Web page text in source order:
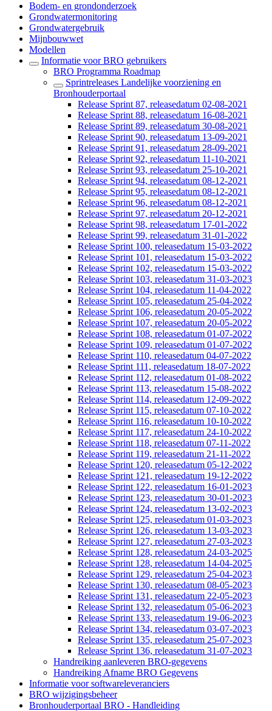
Bodem- en grondonderzoek
Grondwatermonitoring
Grondwatergebruik
Mijnbouwwet
Modellen
Informatie voor BRO gebruikers
BRO Programma Roadmap
Sprintreleases Landelijke voorziening en
Bronhouderportaal
Release Sprint 87, releasedatum 02-08-2021
Release Sprint 88, releasedatum 16-08-2021
Release Sprint 89, releasedatum 30-08-2021
Release Sprint 90, releasedatum 13-09-2021
Release Sprint 91, releasedatum 28-09-2021
Release Sprint 92, releasedatum 11-10-2021
Release Sprint 93, releasedatum 25-10-2021
Release Sprint 94, releasedatum 08-12-2021
Release Sprint 95, releasedatum 08-12-2021
Release Sprint 96, releasedatum 08-12-2021
Release Sprint 97, releasedatum 20-12-2021
Release Sprint 98, releasedatum 17-01-2022
Release Sprint 99, releasedatum 31-01-2022
Release Sprint 100, releasedatum 15-03-2022
Release Sprint 101, releasedatum 15-03-2022
Release Sprint 102, releasedatum 15-03-2022
Release Sprint 103, releasedatum 31-03-2023
Release Sprint 104, releasedatum 11-04-2022
Release Sprint 105, releasedatum 25-04-2022
Release Sprint 106, releasedatum 20-05-2022
Release Sprint 107, releasedatum 20-05-2022
Release Sprint 108, releasedatum 01-07-2022
Release Sprint 109, releasedatum 01-07-2022
Release Sprint 110, releasedatum 04-07-2022
Release Sprint 111, releasedatum 18-07-2022
Release Sprint 112, releasedatum 01-08-2022
Release Sprint 113, releasedatum 15-08-2022
Release Sprint 114, releasedatum 12-09-2022
Release Sprint 115, releasedatum 07-10-2022
Release Sprint 116, releasedatum 10-10-2022
Release Sprint 117, releasedatum 24-10-2022
Release Sprint 118, releasedatum 07-11-2022
Release Sprint 119, releasedatum 21-11-2022
Release Sprint 120, releasedatum 05-12-2022
Release Sprint 121, releasedatum 19-12-2022
Release Sprint 122, releasedatum 16-01-2023
Release Sprint 123, releasedatum 30-01-2023
Release Sprint 124, releasedatum 13-02-2023
Release Sprint 125, releasedatum 01-03-2023
Release Sprint 126, releasedatum 13-03-2023
Release Sprint 127, releasedatum 27-03-2023
Release Sprint 128, releasedatum 24-03-2025
Release Sprint 128, releasedatum 14-04-2025
Release Sprint 129, releasedatum 25-04-2023
Release Sprint 130, releasedatum 08-05-2023
Release Sprint 131, releasedatum 22-05-2023
Release Sprint 132, releasedatum 05-06-2023
Release Sprint 133, releasedatum 19-06-2023
Release Sprint 134, releasedatum 03-07-2023
Release Sprint 135, releasedatum 25-07-2023
Release Sprint 136, releasedatum 31-07-2023
Handreiking aanleveren BRO-gegevens
Handreiking Afname BRO Gegevens
Informatie voor softwareleveranciers
BRO wijzigingsbeheer
Bronhouderportaal BRO - Handleiding